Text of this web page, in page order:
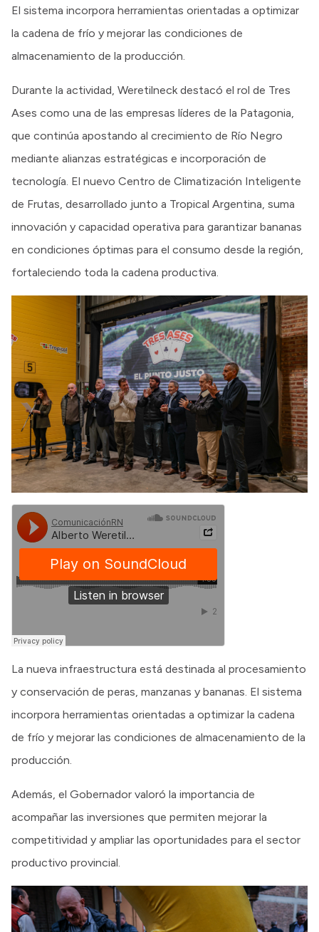
El sistema incorpora herramientas orientadas a optimizar
la cadena de frío y mejorar las condiciones de
almacenamiento de la producción.
Durante la actividad, Weretilneck destacó el rol de Tres
Ases como una de las empresas líderes de la Patagonia,
que continúa apostando al crecimiento de Río Negro
mediante alianzas estratégicas e incorporación de
tecnología. El nuevo Centro de Climatización Inteligente
de Frutas, desarrollado junto a Tropical Argentina, suma
innovación y capacidad operativa para garantizar bananas
en condiciones óptimas para el consumo desde la región,
fortaleciendo toda la cadena productiva.
La nueva infraestructura está destinada al procesamiento
y conservación de peras, manzanas y bananas. El sistema
incorpora herramientas orientadas a optimizar la cadena
de frío y mejorar las condiciones de almacenamiento de la
producción.
Además, el Gobernador valoró la importancia de
acompañar las inversiones que permiten mejorar la
competitividad y ampliar las oportunidades para el sector
productivo provincial.